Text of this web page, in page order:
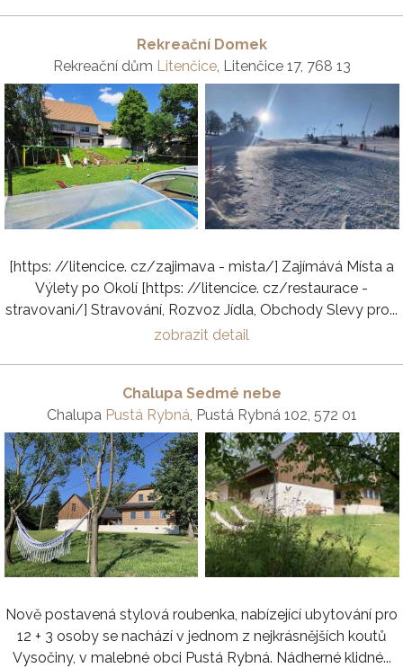
Rekreační Domek
Rekreační dům Litenčice, Litenčice 17, 768 13
[https: //litencice. cz/zajimava - mista/] Zajímává Místa a
Výlety po Okolí [https: //litencice. cz/restaurace -
stravovani/] Stravování, Rozvoz Jídla, Obchody Slevy pro...
zobrazit detail
Chalupa Sedmé nebe
Chalupa Pustá Rybná , Pustá Rybná 102, 572 01
Nově postavená stylová roubenka, nabízející ubytování pro
12 + 3 osoby se nachází v jednom z nejkrásnějších koutů
Vysočiny, v malebné obci Pustá Rybná. Nádherné klidné...